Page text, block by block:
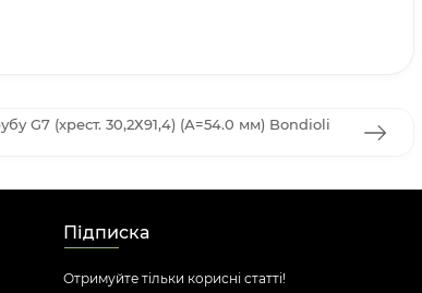
G7 (хрест. 30,2Х91,4) (А=54.0 мм) Bondioli
Підписка
Отримуйте тільки корисні статті!